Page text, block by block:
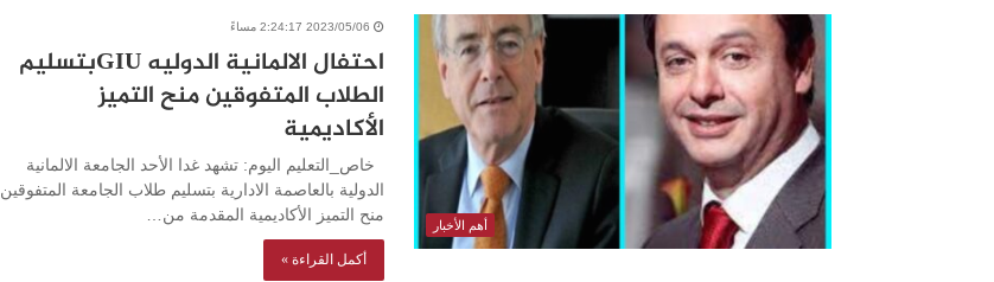
أهم الأخبار
2023/05/06 2:24:17 مساءً
احتفال الالمانية الدوليه GIUبتسليم
الطلاب المتفوقين منح التميز
الأكاديمية
خاص_التعليم اليوم: تشهد غدا الأحد الجامعة الالمانية
الدولية بالعاصمة الادارية بتسليم طلاب الجامعة المتفوقين
منح التميز الأكاديمية المقدمة من…
أكمل القراءة »